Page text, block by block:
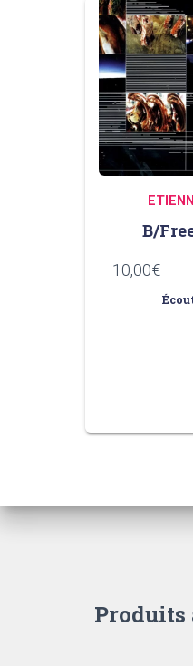
B/
10,00€
Produits